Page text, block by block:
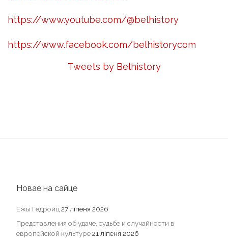
https://www.youtube.com/@belhistory
https://www.facebook.com/belhistorycom
Tweets by Belhistory
Новае на сайце
Ежы Гедройц 27 ліпеня 2026
Представления об удаче, судьбе и случайности в
европейской культуре21 ліпеня 2026